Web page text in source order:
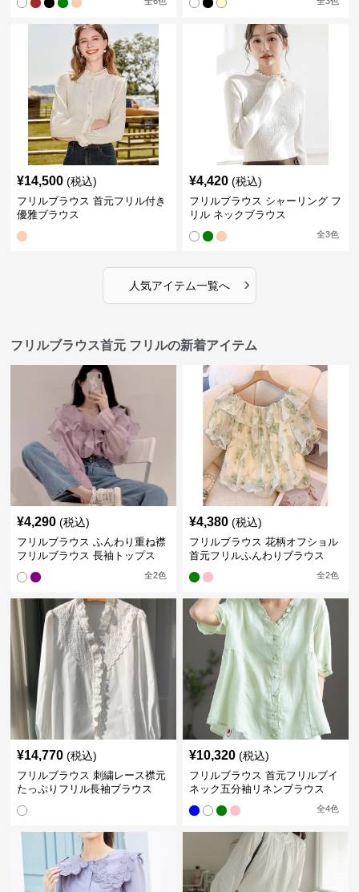
¥14,500 (税込)
フリルブラウス 首元フリル付き
優雅ブラウス
¥4,420 (税込)
フリルブラウス シャーリング フ
リル ネックブラウス
全3色
人気アイテム一覧へ ›
フリルブラウス首元 フリルの新着アイテム
¥4,290 (税込)
フリルブラウス ふんわり重ね襟
フリルブラウス 長袖トップス
全2色
¥4,380 (税込)
フリルブラウス 花柄オフショル
首元フリルふんわりブラウス
全2色
¥14,770 (税込)
フリルブラウス 刺繍レース襟元
たっぷりフリル長袖ブラウス
¥10,320 (税込)
フリルブラウス 首元フリルブイ
ネック五分袖リネンブラウス
全4色